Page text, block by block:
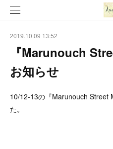
2019.10.09 13:52
『Marunouch
お知らせ
10/12-13の『Marunouch Street
た。